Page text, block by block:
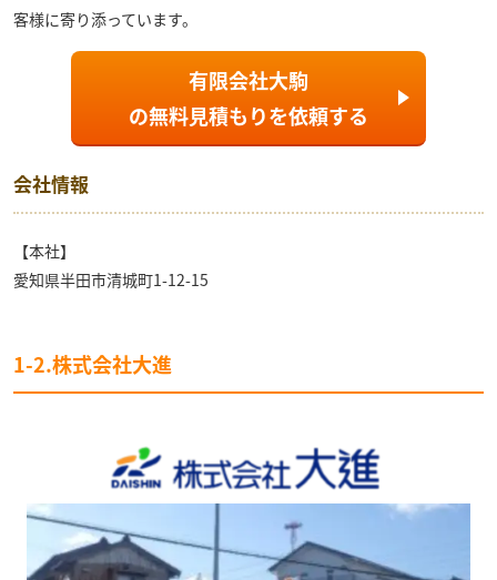
客様に寄り添っています。
有限会社大駒
の無料見積もりを依頼する
会社情報
【本社】
愛知県半田市清城町1-12-15
1-2.株式会社大進